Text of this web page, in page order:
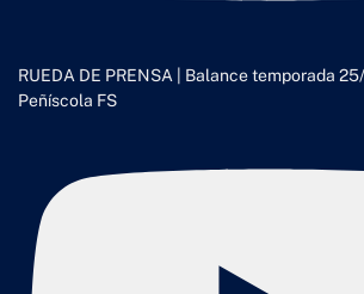
RUEDA DE PRENSA | Balance temporada
Peñíscola FS